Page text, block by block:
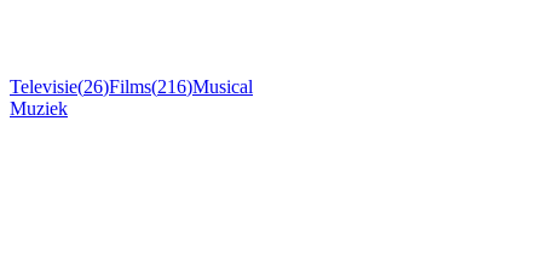
Televisie(26)Films(216)Musical
Muziek